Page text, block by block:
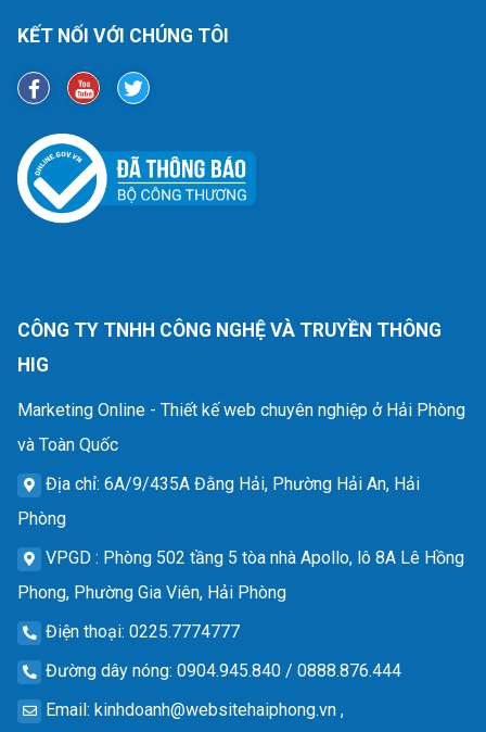
KẾT NỐI VỚI CHÚNG TÔI
CÔNG TY TNHH CÔNG NGHỆ VÀ TRUYỀN THÔNG
HIG
Marketing Online - Thiết kế web chuyên nghiệp ở Hải Phòng
và Toàn Quốc
Địa chỉ: 6A/9/435A Đằng Hải, Phường Hải An, Hải
Phòng
VPGD : Phòng 502 tầng 5 tòa nhà Apollo, lô 8A Lê Hồng
Phong, Phường Gia Viên, Hải Phòng
Điện thoại: 0225.7774777
Đường dây nóng: 0904.945.840 / 0888.876.444
Email: kinhdoanh@websitehaiphong.vn ,